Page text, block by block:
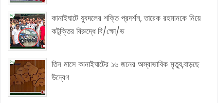
কানাইঘাটে যুবদলের শক্তি প্রদর্শন, তারেক রহমানকে নিয়ে
কটূক্তির বিরুদ্ধে বি/ক্ষো/ভ
তিন মাসে কানাইঘাটের ১৬ জনের অস্বাভাবিক মৃত্যু,বাড়ছে
উদ্বেগ